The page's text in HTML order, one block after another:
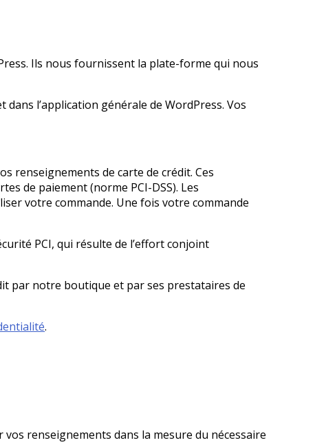
Ils nous fournissent la plate-forme qui nous
l’application générale de WordPress. Vos
renseignements de carte de crédit. Ces
de paiement (norme PCI-DSS). Les
votre commande. Une fois votre commande
PCI, qui résulte de l’effort conjoint
par notre boutique et par ses prestataires de
.
renseignements dans la mesure du nécessaire